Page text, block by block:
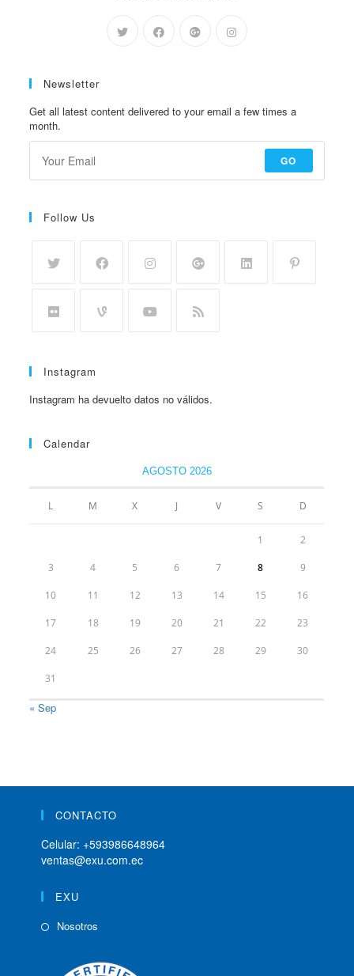
Newsletter
Get all latest content delivered to your email a few times a
month.
GO
Follow Us
Instagram
Instagram ha devuelto datos no válidos.
Calendar
AGOSTO 2026
L M X J V S D
1 2
3 4 5 6 7 8 9
10 11 12 13 14 15 16
17 18 19 20 21 22 23
24 25 26 27 28 29 30
31
« Sep
CONTACTO
Celular: +593986648964
ventas@exu.com.ec
EXU
Nosotros